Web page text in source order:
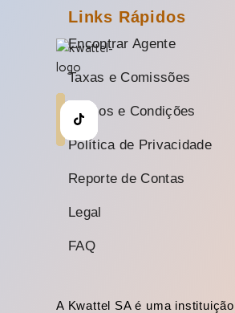
Links Rápidos
Encontrar Agente
Taxas e Comissões
Termos e Condições
Política de Privacidade
Reporte de Contas
Legal
FAQ
A Kwattel SA é uma